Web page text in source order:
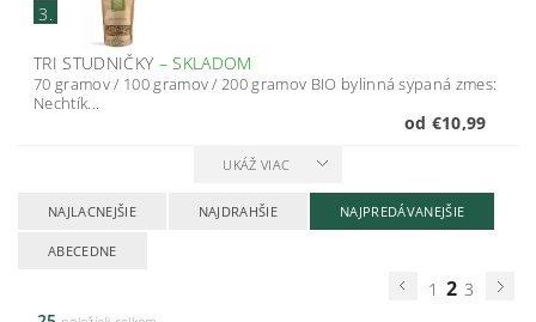
3.
TRI STUDNIČKY –SKLADOM
70 gramov / 100 gramov / 200 gramov BIO bylinná sypaná zmes:
Nechtík...
od €10,99
UKÁŽ VIAC
NAJLACNEJŠIE NAJDRAHŠIE NAJPREDÁVANEJŠIE
ABECEDNE
1 2 3